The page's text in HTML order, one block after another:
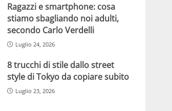
Ragazzi e smartphone: cosa
stiamo sbagliando noi adulti,
secondo Carlo Verdelli
Luglio 24, 2026
8 trucchi di stile dallo street
style di Tokyo da copiare subito
Luglio 23, 2026